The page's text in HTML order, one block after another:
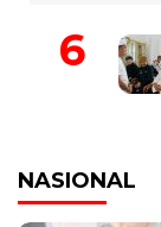
NASIONAL